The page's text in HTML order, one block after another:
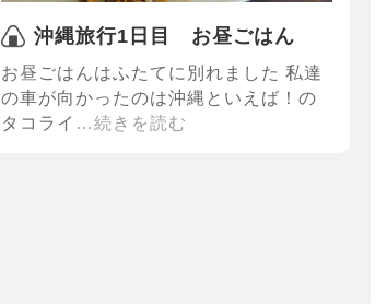
沖縄旅行1日目 お昼ごはん
お昼ごはんはふたてに別れました 私達
の車が向かったのは沖縄といえば！の
タコライ …続きを読む